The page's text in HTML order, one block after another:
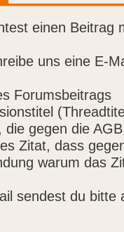
einen Beitrag
uns eine E-
Forumsbeitrags
die gegen die
Zitat, dass
warum das
sendest du bitte